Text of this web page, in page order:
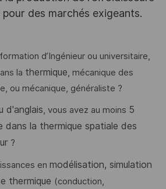
des marchés exigeants.
d’Ingénieur ou universitaire,
la thermique, mécanique des
ou mécanique, généraliste ?
d'anglais, vous avez au moins 5
dans la thermique spatiale des
?
en modélisation, simulation
thermique (conduction,